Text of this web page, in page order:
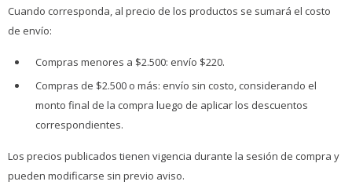
Cuando corresponda, al precio de los productos se sumará el costo
de envío:
Compras menores a $2.500: envío $220.
Compras de $2.500 o más: envío sin costo, considerando el
monto final de la compra luego de aplicar los descuentos
correspondientes.
Los precios publicados tienen vigencia durante la sesión de compra y
pueden modificarse sin previo aviso.